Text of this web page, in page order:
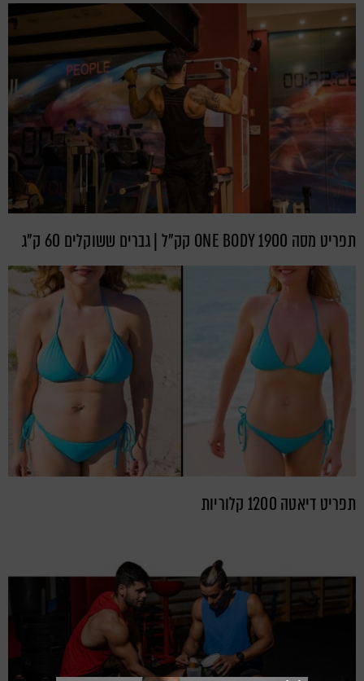
תפריט מסה ONE BODY 1900 קק"ל | גברים ששוקלים 60 ק"ג
תפריט דיאטה 1200 קלוריות